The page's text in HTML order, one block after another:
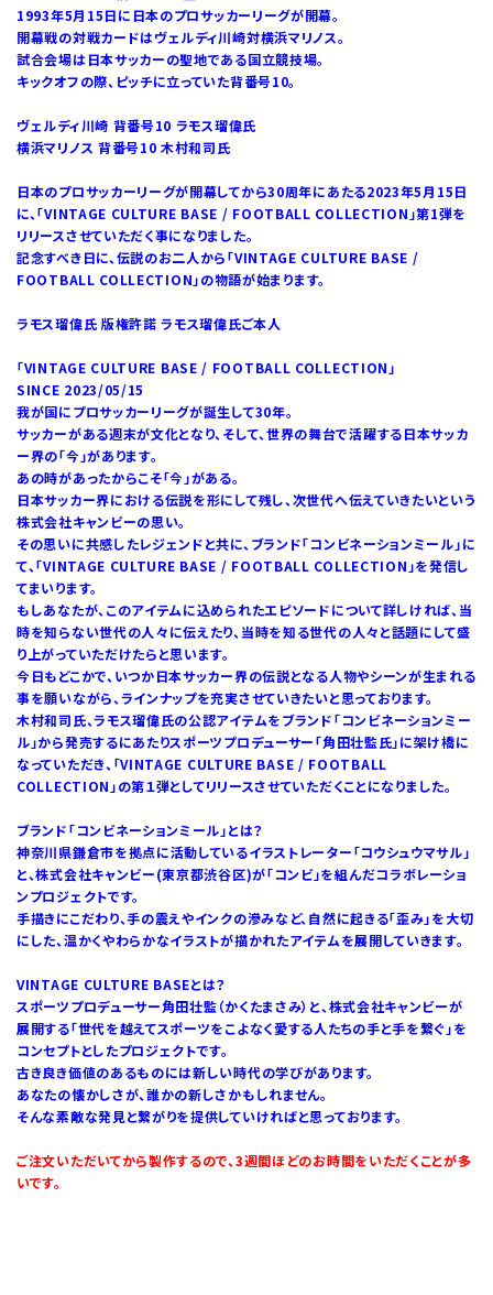
1993年5月15日に日本のプロサッカーリーグが開幕。
開幕戦の対戦カードはヴェルディ川崎対横浜マリノス。
試合会場は日本サッカーの聖地である国立競技場。
キックオフの際、ピッチに立っていた背番号10。
ヴェルディ川崎 背番号10 ラモス瑠偉氏
横浜マリノス 背番号10 木村和司氏
日本のプロサッカーリーグが開幕してから30周年にあたる2023年5月15日
に、「VINTAGE CULTURE BASE / FOOTBALL COLLECTION」第1弾を
リリースさせていただく事になりました。
記念すべき日に、伝説のお二人から「VINTAGE CULTURE BASE /
FOOTBALL COLLECTION」の物語が始まります。
ラモス瑠偉氏 版権許諾 ラモス瑠偉氏ご本人
「VINTAGE CULTURE BASE / FOOTBALL COLLECTION」
SINCE 2023/05/15
我が国にプロサッカーリーグが誕生して30年。
サッカーがある週末が文化となり、そして、世界の舞台で活躍する日本サッカ
ー界の「今」があります。
あの時があったからこそ「今」がある。
日本サッカー界における伝説を形にして残し、次世代へ伝えていきたいという
株式会社キャンビーの思い。
その思いに共感したレジェンドと共に、ブランド「コンビネーションミール」に
て、「VINTAGE CULTURE BASE / FOOTBALL COLLECTION」を発信し
てまいります。
もしあなたが、このアイテムに込められたエピソードについて詳しければ、当
時を知らない世代の人々に伝えたり、当時を知る世代の人々と話題にして盛
り上がっていただけたらと思います。
今日もどこかで、いつか日本サッカー界の伝説となる人物やシーンが生まれる
事を願いながら、ラインナップを充実させていきたいと思っております。
木村和司氏、ラモス瑠偉氏の公認アイテムをブランド「コンビネーションミー
ル」から発売するにあたりスポーツプロデューサー「角田壮監氏」に架け橋に
なっていただき、「VINTAGE CULTURE BASE / FOOTBALL
COLLECTION」の第１弾としてリリースさせていただくことになりました。
ブランド「コンビネーションミール」とは？
神奈川県鎌倉市を拠点に活動しているイラストレーター「コウシュウマサル」
と、株式会社キャンビー(東京都渋谷区)が「コンビ」を組んだコラボレーショ
ンプロジェクトです。
手描きにこだわり、手の震えやインクの滲みなど、自然に起きる「歪み」を大切
にした、温かくやわらかなイラストが描かれたアイテムを展開していきます。
VINTAGE CULTURE BASEとは？
スポーツプロデューサー角田壮監（かくたまさみ）と、株式会社キャンビーが
展開する「世代を越えてスポーツをこよなく愛する人たちの手と手を繋ぐ」を
コンセプトとしたプロジェクトです。
古き良き価値のあるものには新しい時代の学びがあります。
あなたの懐かしさが、誰かの新しさかもしれません。
そんな素敵な発見と繋がりを提供していければと思っております。
ご注文いただいてから製作するので、3週間ほどのお時間をいただくことが多
いです。